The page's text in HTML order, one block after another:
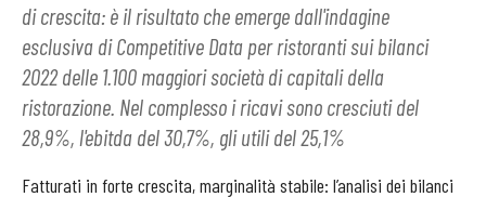
di crescita: è il risultato che emerge dall'indagine
esclusiva di Competitive Data per ristoranti sui bilanci
2022 delle 1.100 maggiori società di capitali della
ristorazione. Nel complesso i ricavi sono cresciuti del
28,9%, l'ebitda del 30,7%, gli utili del 25,1%
Fatturati in forte crescita, marginalità stabile: l’analisi dei bilanci